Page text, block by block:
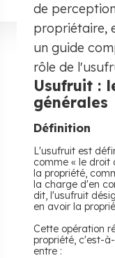
de
propriétaire,
un guide
rôle de
Usufruit :
générales
Définition
L'usufruit est
comme « le droit
la propriété,
la charge d'en
dit, l'usufruit
en avoir la
Cette opération
propriété, c'est-
entre :